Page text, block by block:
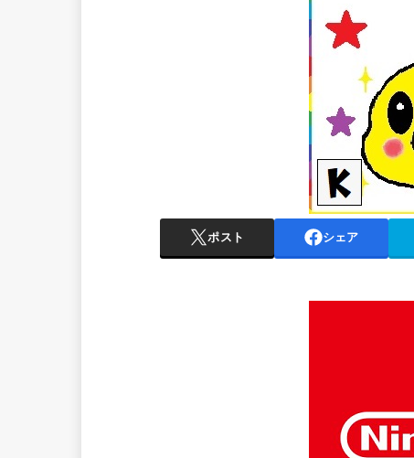
ポスト シェア